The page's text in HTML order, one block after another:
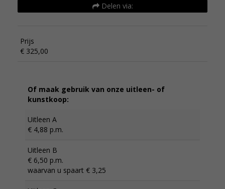
Delen via:
Prijs
€ 325,00
Of maak gebruik van onze uitleen- of
kunstkoop:
Uitleen A
€ 4,88 p.m.
Uitleen B
€ 6,50 p.m.
waarvan u spaart € 3,25